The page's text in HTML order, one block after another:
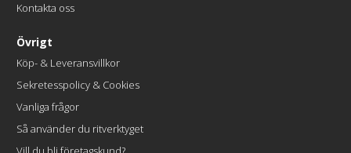
Kontakta oss
Övrigt
Köp- & Leveransvillkor
Sekretesspolicy & Cookies
Vanliga frågor
Så använder du ritverktyget